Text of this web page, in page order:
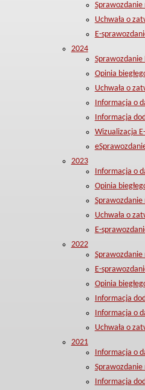
Uchwała o
E-
2024
Opinia
Uchwała o
Informacja o
Informacja
Wizualizacja
2023
Informacja o
Opinia
Uchwała o
E-
2022
E-
Opinia
Informacja
Informacja o
Uchwała o
2021
Informacja o
Informacja